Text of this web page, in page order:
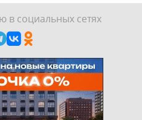
в социальных сетях